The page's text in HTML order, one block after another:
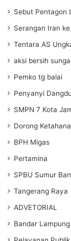
Sebut Pentagon
Serangan Iran
Tentara AS
aksi bersih
Pemko tg balai
Penyanyi
SMPN 7 Kota
Dorong
BPH Migas
Pertamina
SPBU Sumur
Tangerang Raya
ADVETORIAL
Bandar Lampung